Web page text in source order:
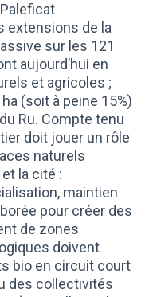
extensions de la
sur les 121
aujourd’hui en
et agricoles ;
(soit à peine 15%)
Ru. Compte tenu
doit jouer un rôle
naturels
la cité :
maintien
pour créer des
de zones
doivent
bio en circuit court
des collectivités